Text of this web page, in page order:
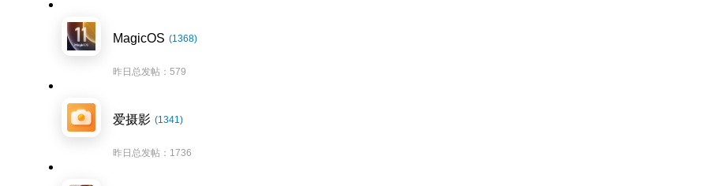
MagicOS (1368)
昨日总发帖：579
爱摄影 (1341)
昨日总发帖：1736